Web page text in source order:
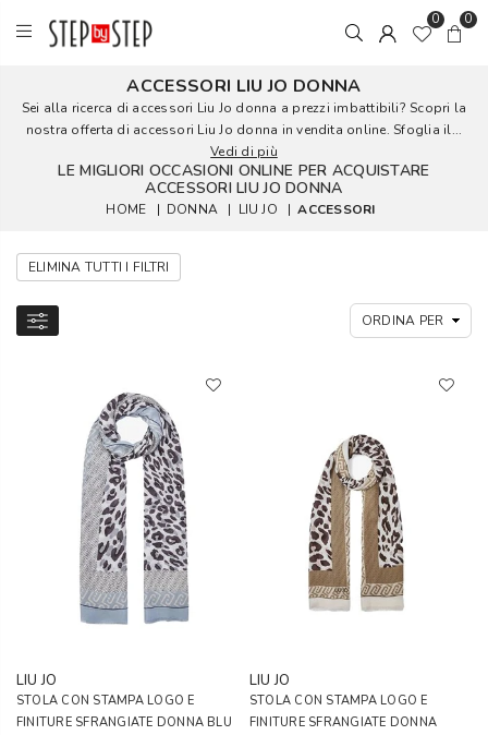
0 0
ACCESSORI LIU JO DONNA
Sei alla ricerca di accessori Liu Jo donna a prezzi imbattibili? Scopri la
nostra offerta di accessori Liu Jo donna in vendita online. Sfoglia il...
Vedi di più
LE MIGLIORI OCCASIONI ONLINE PER ACQUISTARE
ACCESSORI LIU JO DONNA
HOME | DONNA | LIU JO | ACCESSORI
ELIMINA TUTTI I FILTRI
LIU JO
STOLA CON STAMPA LOGO E
FINITURE SFRANGIATE DONNA BLU
LIU JO
STOLA CON STAMPA LOGO E
FINITURE SFRANGIATE DONNA